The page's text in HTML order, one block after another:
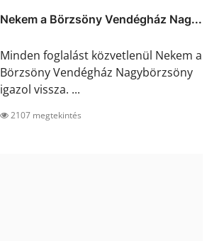
Nekem a Börzsöny Vendégház Nag...
Minden foglalást közvetlenül Nekem a
Börzsöny Vendégház Nagybörzsöny
igazol vissza. ...
2107 megtekintés